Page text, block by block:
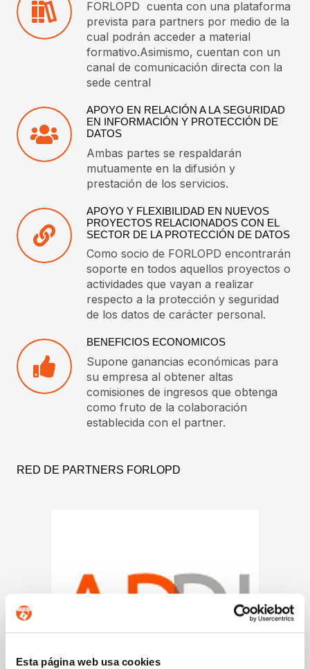
Esta página web usa cookies
FORLOPD cuenta con una plataforma
prevista para partners por medio de la
cual podrán acceder a material
formativo.Asimismo, cuentan con un
canal de comunicación directa con la
sede central
APOYO EN RELACIÓN A LA SEGURIDAD
EN INFORMACIÓN Y PROTECCIÓN DE
DATOS
Ambas partes se respaldarán
mutuamente en la difusión y
prestación de los servicios.
APOYO Y FLEXIBILIDAD EN NUEVOS
PROYECTOS RELACIONADOS CON EL
SECTOR DE LA PROTECCIÓN DE DATOS
Como socio de FORLOPD encontrarán
soporte en todos aquellos proyectos o
actividades que vayan a realizar
respecto a la protección y seguridad
de los datos de carácter personal.
BENEFICIOS ECONOMICOS
Supone ganancias económicas para
su empresa al obtener altas
comisiones de ingresos que obtenga
como fruto de la colaboración
establecida con el partner.
RED DE PARTNERS FORLOPD